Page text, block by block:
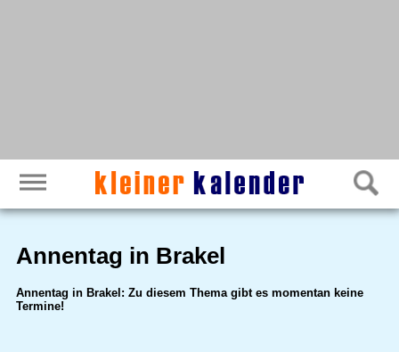
Annentag in Brakel
Annentag in Brakel: Zu diesem Thema gibt es momentan keine
Termine!